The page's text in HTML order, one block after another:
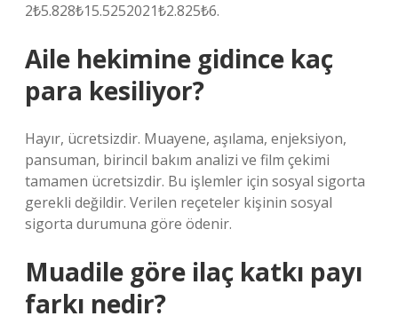
2₺5.828₺15.5252021₺2.825₺6.
Aile hekimine gidince kaç
para kesiliyor?
Hayır, ücretsizdir. Muayene, aşılama, enjeksiyon,
pansuman, birincil bakım analizi ve film çekimi
tamamen ücretsizdir. Bu işlemler için sosyal sigorta
gerekli değildir. Verilen reçeteler kişinin sosyal
sigorta durumuna göre ödenir.
Muadile göre ilaç katkı payı
farkı nedir?